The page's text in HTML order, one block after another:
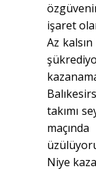
işaret
Az
takımı
Niye